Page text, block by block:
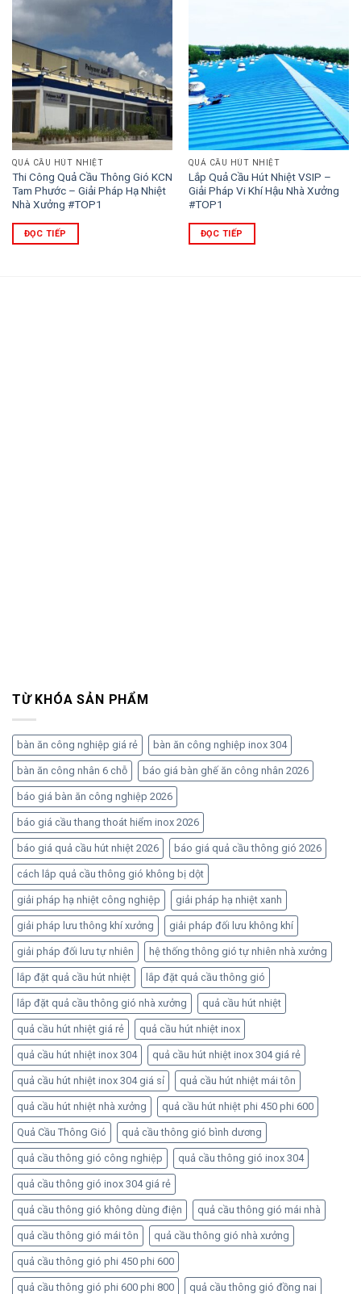
QUẢ CẦU HÚT NHIỆT
Thi Công Quả Cầu Thông Gió KCN
Tam Phước – Giải Pháp Hạ Nhiệt
Nhà Xưởng #TOP1
ĐỌC TIẾP
QUẢ CẦU HÚT NHIỆT
Lắp Quả Cầu Hút Nhiệt VSIP –
Giải Pháp Vi Khí Hậu Nhà Xưởng
#TOP1
ĐỌC TIẾP
TỪ KHÓA SẢN PHẨM
bàn ăn công nghiệp giá rẻ bàn ăn công nghiệp inox 304
bàn ăn công nhân 6 chỗ báo giá bàn ghế ăn công nhân 2026
báo giá bàn ăn công nghiệp 2026
báo giá cầu thang thoát hiểm inox 2026
báo giá quả cầu hút nhiệt 2026 báo giá quả cầu thông gió 2026
cách lắp quả cầu thông gió không bị dột
giải pháp hạ nhiệt công nghiệp giải pháp hạ nhiệt xanh
giải pháp lưu thông khí xưởng giải pháp đối lưu không khí
giải pháp đối lưu tự nhiên hệ thống thông gió tự nhiên nhà xưởng
lắp đặt quả cầu hút nhiệt lắp đặt quả cầu thông gió
lắp đặt quả cầu thông gió nhà xưởng quả cầu hút nhiệt
quả cầu hút nhiệt giá rẻ quả cầu hút nhiệt inox
quả cầu hút nhiệt inox 304 quả cầu hút nhiệt inox 304 giá rẻ
quả cầu hút nhiệt inox 304 giá sỉ quả cầu hút nhiệt mái tôn
quả cầu hút nhiệt nhà xưởng quả cầu hút nhiệt phi 450 phi 600
Quả Cầu Thông Gió quả cầu thông gió bình dương
quả cầu thông gió công nghiệp quả cầu thông gió inox 304
quả cầu thông gió inox 304 giá rẻ
quả cầu thông gió không dùng điện quả cầu thông gió mái nhà
quả cầu thông gió mái tôn quả cầu thông gió nhà xưởng
quả cầu thông gió phi 450 phi 600
quả cầu thông gió phi 600 phi 800 quả cầu thông gió đồng nai